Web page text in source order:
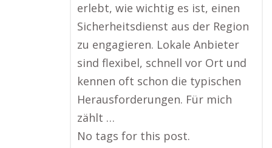
erlebt, wie wichtig es ist, einen
Sicherheitsdienst aus der Region
zu engagieren. Lokale Anbieter
sind flexibel, schnell vor Ort und
kennen oft schon die typischen
Herausforderungen. Für mich
zählt …
No tags for this post.